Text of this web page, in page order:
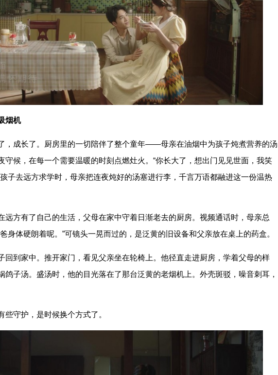
烟机
，成长了。厨房里的一切陪伴了整个童年——母亲在油烟中为孩子炖煮营养的汤
守候，在每一个需要温暖的时刻点燃灶火。“你长大了，想出门见见世面，我笑
子去远方求学时，母亲把连夜炖好的汤塞进行李，千言万语都融进这一份温热
远方有了自己的生活，父母在家中守着日渐老去的厨房。视频通话时，母亲总
身体硬朗着呢。”可镜头一晃而过的，是泛黄的旧设备和父亲放在桌上的药盒。
回到家中。推开家门，看见父亲坐在轮椅上。他径直走进厨房，学着父母的样
鸽子汤。盛汤时，他的目光落在了那台泛黄的老烟机上。外壳斑驳，噪音刺耳，
些守护，是时候换个方式了。